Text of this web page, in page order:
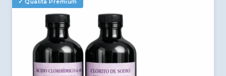
varianti.
opzioni
possono
essere
scelte